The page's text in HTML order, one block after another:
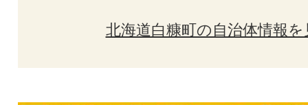
北海道白糠町の自治体情報を